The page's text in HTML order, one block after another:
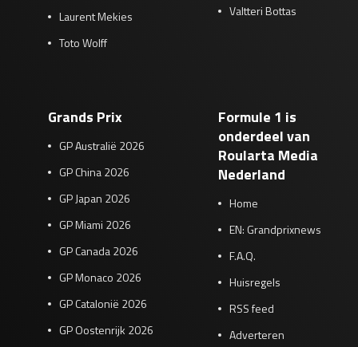
Laurent Mekies
Toto Wolff
Valtteri Bottas
Grands Prix
GP Australië 2026
GP China 2026
GP Japan 2026
GP Miami 2026
GP Canada 2026
GP Monaco 2026
GP Catalonië 2026
GP Oostenrijk 2026
Formule 1 is
onderdeel van
Roularta Media
Nederland
Home
EN: Grandprixnews
F.A.Q.
Huisregels
RSS feed
Adverteren